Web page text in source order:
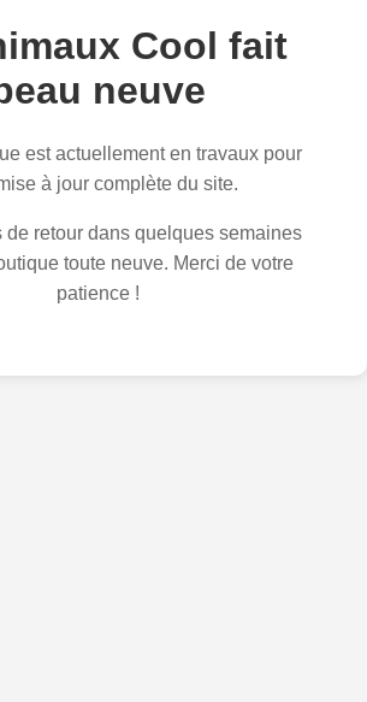
Cool fait
neuve
est actuellement en travaux pour
à jour complète du site.
de retour dans quelques semaines
toute neuve. Merci de votre
patience !